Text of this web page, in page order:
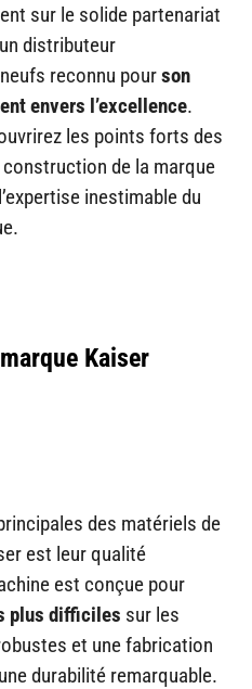
sur le solide partenariat
distributeur
reconnu pourson
envers l’excellence.
les points forts des
de la marque
inestimable du
Kaiser
des matériels de
est leur qualité
est conçue pour
plus difficiles sur les
et une fabrication
durabilité remarquable.